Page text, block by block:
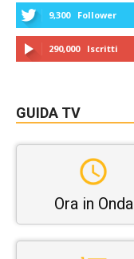
9,300 Follower
290,000 Iscritti
GUIDA TV
Ora in Onda